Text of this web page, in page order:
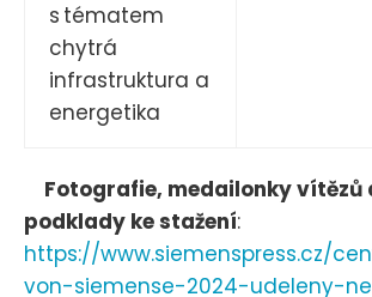
s tématem
chytrá
infrastruktura a
energetika
Fotografie, medailonky vítězů
podklady ke stažení:
https://www.siemenspress.cz/
von-siemense-2024-udeleny-